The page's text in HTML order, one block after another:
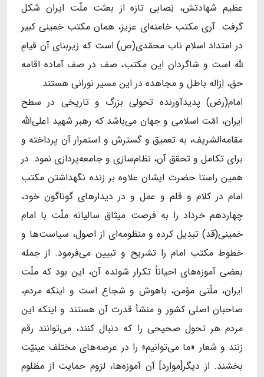
عظیم شهادتش، نِصابی تازه از بعثت ملّت ایران شکل
گرفت. آری مکتب خامنه‌ای عزیز، همان مکتب خمینی کبیر
در امتداد اسلام ناب محمّدی(ص) است که زیربنای آن قیامِ
لله است و شاگردان این مکتب، صف در صف آماده‌ اقامه‌
حق، اِزاله‌ باطل و مجاهده در این مسیر نورانی هستند.
امام(رض) پدیدآورنده‌‌ تحولی بزرگ و تاریخی در سطح
ایران، امّت اسلامی و جهان می‌باشد که رهبر شهید اعلی‌الله
مقامه‌الشریف، به تعمیق و گسترش و استمرار آن پرداخته و
برای تکامل و تحقق آن، نظام‌سازی و جامعه‌پردازی نمود. در
همین راستا حضرت ایشان علاوه بر زنده نگهداشتن مکتب
امام در کلام و قلم و عمل و در دیدارهای گوناگون خود،
چهاردهم خرداد را به فرصت میثاق سالیانه‌ ملّت با امام
خمینی(قد) تبدیل کرده و منظومه‌ای از اصول، سیاست‌ها و
خطوط مکتب امام را تشریح و تبیین می‌فرمود. از جمله
بعضی آموزه‌های احیاناً تکرار شونده‌ آن، این بود که ملّت
ایران، ملّتی مؤمن، باهوش و شجاع است و اینکه مردم،
صاحبان اصلی کشور و منشأ قدرت آن هستند و اینکه این
مردم هر تحول صحیحی را که دنبال کنند، می‌توانند رقم
زنند و شعار «ما می‌توانیم» را در عرصه‌های مختلف عینیّت
بخشند. از دیگر[موارد] آن آموزه‌ها، لزوم حمایت از مظلوم